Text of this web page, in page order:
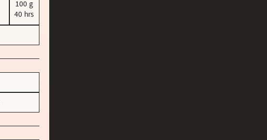
100 g
40 hrs